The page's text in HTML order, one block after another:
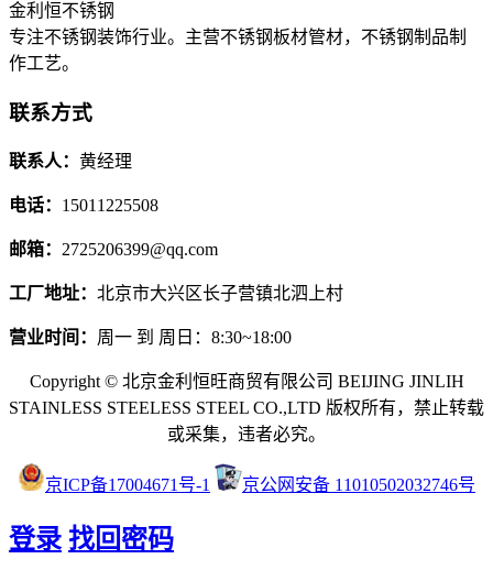
金利恒不锈钢
专注不锈钢装饰行业。主营不锈钢板材管材，不锈钢制品制
作工艺。
联系方式
联系人： 黄经理
电话： 15011225508
邮箱： 2725206399@qq.com
工厂地址： 北京市大兴区长子营镇北泗上村
营业时间： 周一 到 周日：8:30~18:00
Copyright © 北京金利恒旺商贸有限公司 BEIJING JINLIH
STAINLESS STEELESS STEEL CO.,LTD 版权所有，禁止转载
或采集，违者必究。
京ICP备17004671号-1 京公网安备 11010502032746号
登录 找回密码